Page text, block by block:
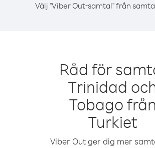
Välj "Viber Out-samtal" från
Råd för
Trinidad
Tobago från
Turkiet
Viber Out ger dig mer